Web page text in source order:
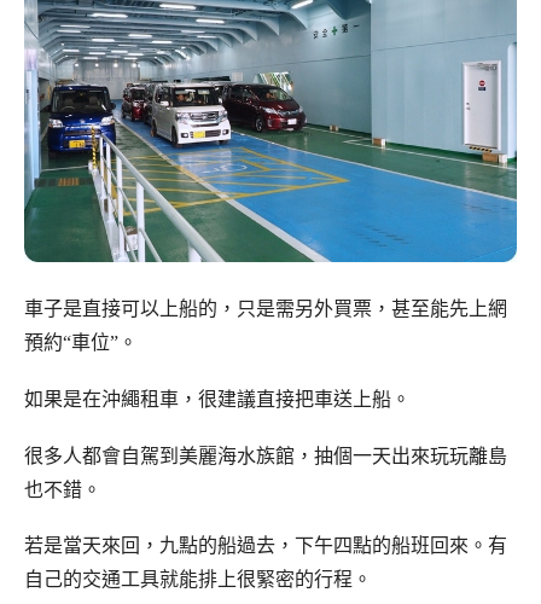
車子是直接可以上船的，只是需另外買票，甚至能先上網
預約“車位”。
如果是在沖繩租車，很建議直接把車送上船。
很多人都會自駕到美麗海水族館，抽個一天出來玩玩離島
也不錯。
若是當天來回，九點的船過去，下午四點的船班回來。有
自己的交通工具就能排上很緊密的行程。